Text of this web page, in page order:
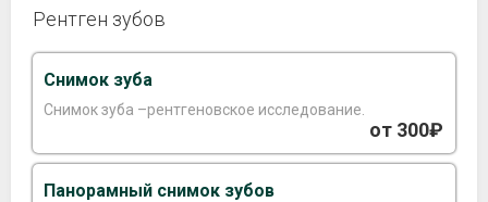
Рентген зубов
Снимок зуба
Снимок зуба –рентгеновское исследование.
от 300₽
Панорамный снимок зубов